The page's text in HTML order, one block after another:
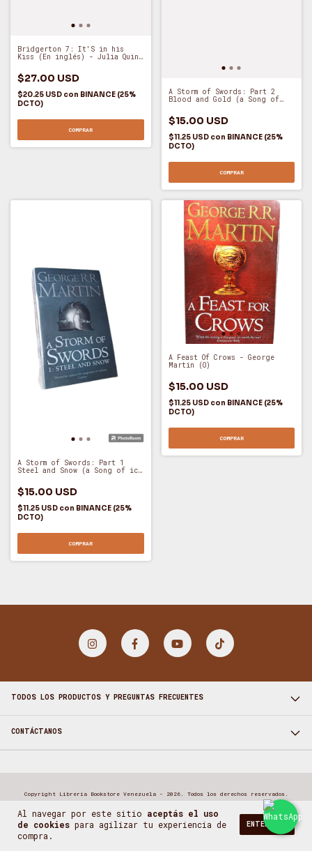
Al navegar por este sitio aceptás el uso
de cookies para agilizar tu experiencia de
compra.
ENTENDIDO
Bridgerton 7: It'S in his
Kiss (En inglés) - Julia Quinn
$27.00 USD
$20.25 USD con BINANCE (25%
DCTO)
COMPRAR
A Storm of Swords: Part 2
Blood and Gold (a Song of
George Martin (O)
$15.00 USD
$11.25 USD con BINANCE (25%
DCTO)
COMPRAR
A Storm of Swords: Part 1
Steel and Snow (a Song of ice
Martin (O)
$15.00 USD
$11.25 USD con BINANCE (25%
DCTO)
COMPRAR
A Feast Of Crows - George
Martin (O)
$15.00 USD
$11.25 USD con BINANCE (25%
DCTO)
COMPRAR
TODOS LOS PRODUCTOS Y PREGUNTAS FRECUENTES
CONTÁCTANOS
Copyright Librería Bookstore Venezuela - 2026. Todos los derechos reservados.